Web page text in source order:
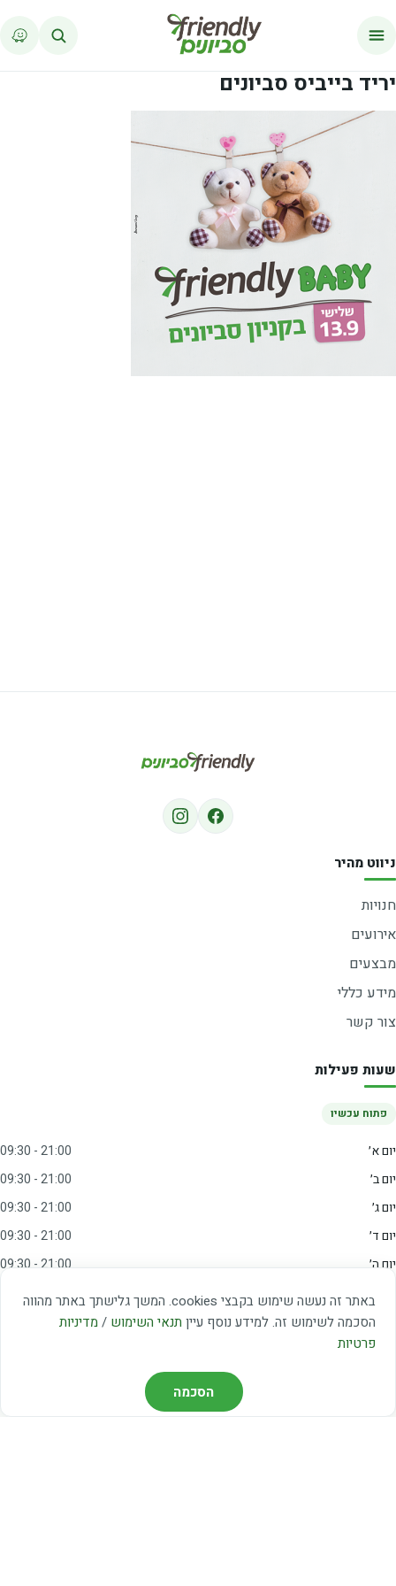
באתר זה נעשה שימוש בקבצי cookies. המשך גלישתך באתר מהווה
הסכמה לשימוש זה. למידע נוסף עיין תנאי השימוש / מדיניות
פרטיות
הסכמה
יריד בייביס סביונים
ניווט מהיר
חנויות
אירועים
מבצעים
מידע כללי
צור קשר
שעות פעילות
פתוח עכשיו
יום א׳
09:30 - 21:00
יום ב׳
09:30 - 21:00
יום ג׳
09:30 - 21:00
יום ד׳
09:30 - 21:00
יום ה׳
09:30 - 21:00
09:00 - 15:00
שבת
20:00 - 23:00